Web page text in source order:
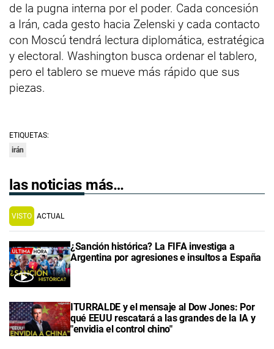
de la pugna interna por el poder. Cada concesión
a Irán, cada gesto hacia Zelenski y cada contacto
con Moscú tendrá lectura diplomática, estratégica
y electoral. Washington busca ordenar el tablero,
pero el tablero se mueve más rápido que sus
piezas.
ETIQUETAS:
irán
las noticias más…
VISTO ACTUAL
¿Sanción histórica? La FIFA investiga a
Argentina por agresiones e insultos a España
ITURRALDE y el mensaje al Dow Jones: Por
qué EEUU rescatará a las grandes de la IA y
"envidia el control chino"